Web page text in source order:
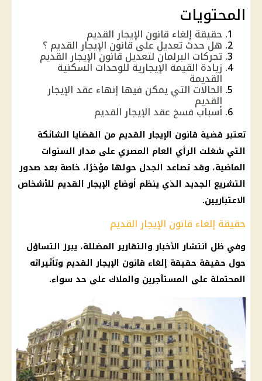
المحتويات
حقيقة إلغاء قانون الإيجار القديم
هل حدث تعديل على قانون الإيجار القديم ؟
تحركات البرلمان لتعديل قانون الإيجار القديم
زيادة القيمة الإيجارية للوحدات السكنية
القديمة
الحالات التي يمكن فيها إنهاء عقد الإيجار
القديم
أسباب فسخ عقد الإيجار القديم
تعتبر قضية قانون الإيجار القديم من القضايا الشائكة
التي شغلت الرأي العام المصري على مدار السنوات
الماضية، وقد تصاعد الجدل حولها مؤخرًا، خاصة بعد صدور
التشريع الجديد الذي ينظم أوضاع الإيجار القديم للأشخاص
الاعتباريين.
حقيقة إلغاء قانون الإيجار القديم
وفي ظل انتشار الأخبار والتقارير المضللة، يبرز التساؤل
حول حقيقة حقيقة إلغاء قانون الإيجار القديم وتأثيراته
المحتملة على المستأجرين والملاك على حد سواء.